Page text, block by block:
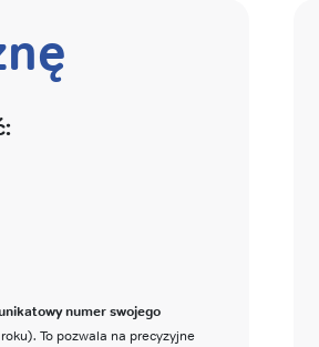
numer swojego
To pozwala na precyzyjne